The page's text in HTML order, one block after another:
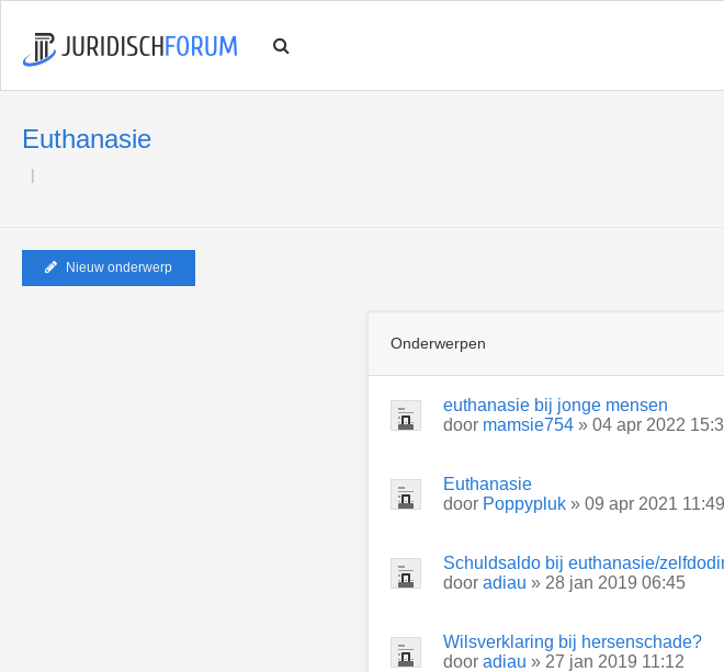
Euthanasie
Nieuw onderwerp
Onderwerpen
euthanasie bij jonge mensen
door mamsie754 » 04 apr 2022
Euthanasie
door Poppypluk » 09 apr 2021 11:49
Schuldsaldo bij euthanasie/
door adiau » 28 jan 2019 06:45
Wilsverklaring bij hersenschade?
door adiau » 27 jan 2019 11:12